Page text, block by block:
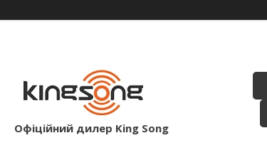
Офіційний дилер King Song